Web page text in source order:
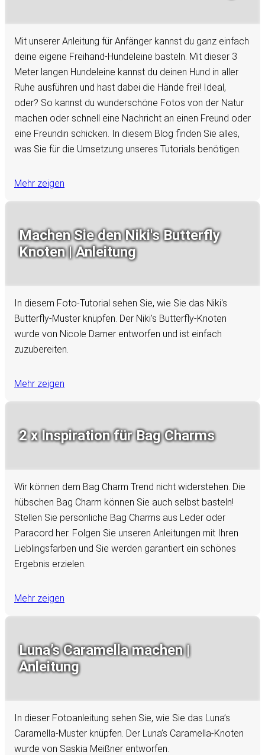
Mit unserer Anleitung für Anfänger kannst du ganz einfach
deine eigene Freihand-Hundeleine basteln. Mit dieser 3
Meter langen Hundeleine kannst du deinen Hund in aller
Ruhe ausführen und hast dabei die Hände frei! Ideal,
oder? So kannst du wunderschöne Fotos von der Natur
machen oder schnell eine Nachricht an einen Freund oder
eine Freundin schicken. In diesem Blog finden Sie alles,
was Sie für die Umsetzung unseres Tutorials benötigen.
Mehr zeigen
Machen Sie den Niki's Butterfly
Knoten | Anleitung
In diesem Foto-Tutorial sehen Sie, wie Sie das Niki's
Butterfly-Muster knüpfen. Der Niki's Butterfly-Knoten
wurde von Nicole Damer entworfen und ist einfach
zuzubereiten.
Mehr zeigen
2 x Inspiration für Bag Charms
Wir können dem Bag Charm Trend nicht widerstehen. Die
hübschen Bag Charm können Sie auch selbst basteln!
Stellen Sie persönliche Bag Charms aus Leder oder
Paracord her. Folgen Sie unseren Anleitungen mit Ihren
Lieblingsfarben und Sie werden garantiert ein schönes
Ergebnis erzielen.
Mehr zeigen
Luna’s Caramella machen |
Anleitung
In dieser Fotoanleitung sehen Sie, wie Sie das Luna’s
Caramella-Muster knüpfen. Der Luna’s Caramella-Knoten
wurde von Saskia Meißner entworfen.